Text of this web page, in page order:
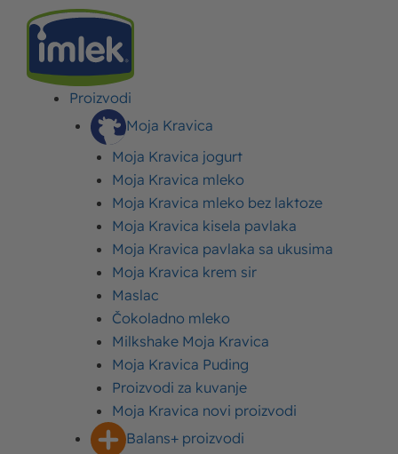
Proizvodi
Moja Kravica
Moja Kravica jogurt
Moja Kravica mleko
Moja Kravica mleko bez laktoze
Moja Kravica kisela pavlaka
Moja Kravica pavlaka sa ukusima
Moja Kravica krem sir
Maslac
Čokoladno mleko
Milkshake Moja Kravica
Moja Kravica Puding
Proizvodi za kuvanje
Moja Kravica novi proizvodi
Balans+ proizvodi
PROIZVODI
IMLEK
proizvodi
Mlečni proizvodi kompanije Imlek decenijama su
sinonim za kvalitet i raznovrsnu ponudu. Naš
asortiman čini više od 200 proizvoda od mleka – od
maslaca, preko jogurta, do mlečnih napitaka sa
kafom. Saznajte zašto su Imlek proizvodi najpoželjniji
gosti u vašem frižideru i upoznajte se sa našim